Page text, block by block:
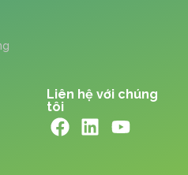
Liên hệ với chúng
tôi